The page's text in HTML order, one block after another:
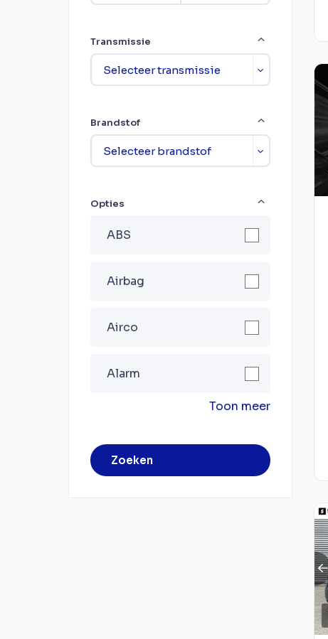
Transmissie
Brandstof
Opties
ABS
Airbag
Airco
Alarm
Toon meer
Zoeken